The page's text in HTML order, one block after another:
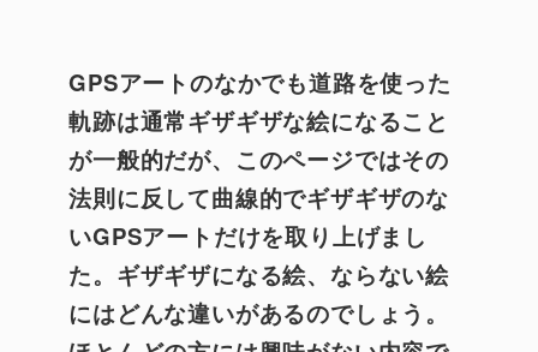
GPSアートのなかでも道路を使った
軌跡は通常ギザギザな絵になること
が一般的だが、このページではその
法則に反して曲線的でギザギザのな
いGPSアートだけを取り上げまし
た。ギザギザになる絵、ならない絵
にはどんな違いがあるのでしょう。